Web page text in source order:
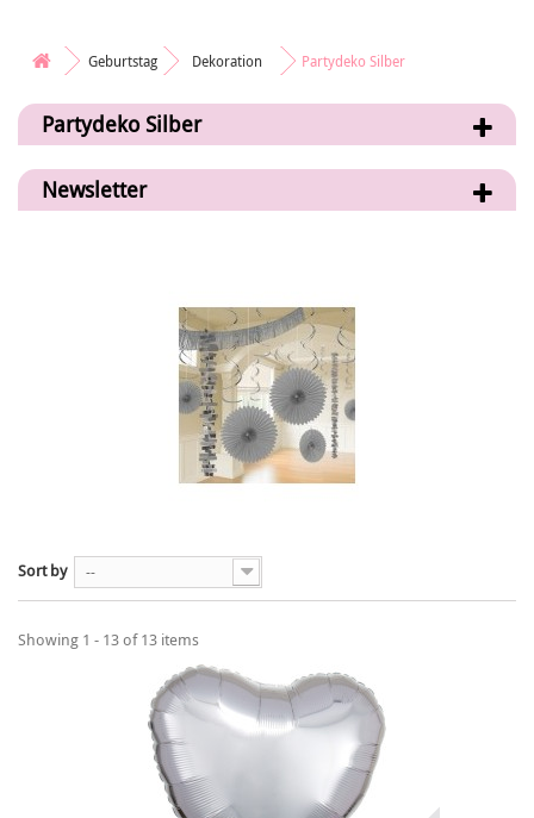
Geburtstag Dekoration Partydeko Silber
Partydeko Silber
Newsletter
Sort by --
Showing 1 - 13 of 13 items